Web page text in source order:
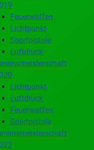
Feuerwaffen
Lichtpunkt
Sportpistole
Luftdruck
Lichtpunkt
Luftdruck
Feuerwaffen
Sportpistole